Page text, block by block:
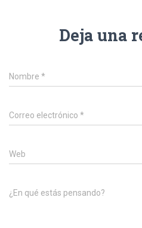
Deja una
Nombre *
Correo electrónico *
Web
¿En qué estás pensando?